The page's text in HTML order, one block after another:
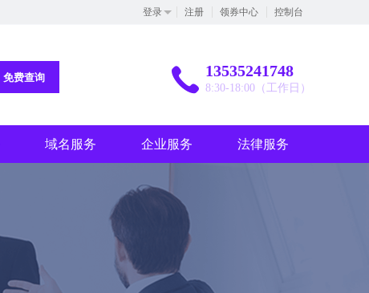
登录 注册 领券中心 控制台
免费查询 13535241748
8:30-18:00（工作日）
域名服务 企业服务 法律服务